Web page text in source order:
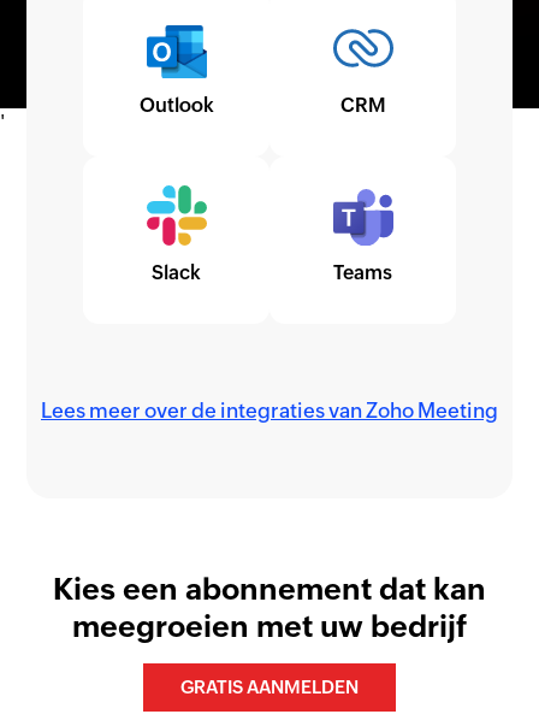
Outlook CRM
Slack Teams
Lees meer over de integraties van Zoho Meeting
Kies een abonnement dat kan
meegroeien met uw bedrijf
GRATIS AANMELDEN